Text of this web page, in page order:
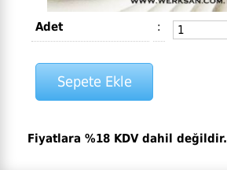
Adet :
Fiyatlara %18 KDV dahil değildir.